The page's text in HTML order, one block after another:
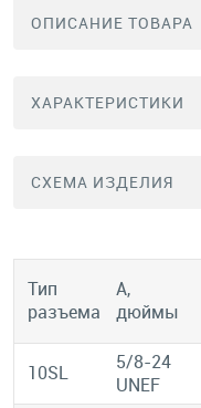
ОПИСАНИЕ ТОВАРА
ХАРАКТЕРИСТИКИ
СХЕМА ИЗДЕЛИЯ
Тип
разъема
A,
дюймы
10SL
5/8-24
UNEF